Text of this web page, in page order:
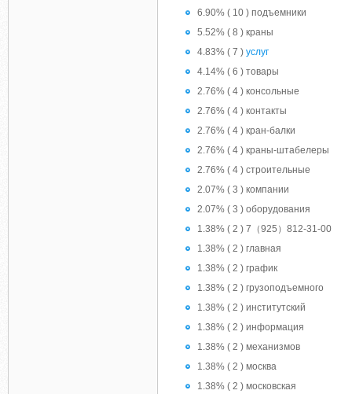
6.90% ( 10 ) подъемники
5.52% ( 8 ) краны
4.83% ( 7 ) услуг
4.14% ( 6 ) товары
2.76% ( 4 ) консольные
2.76% ( 4 ) контакты
2.76% ( 4 ) кран-балки
2.76% ( 4 ) краны-штабелеры
2.76% ( 4 ) строительные
2.07% ( 3 ) компании
2.07% ( 3 ) оборудования
1.38% ( 2 ) 7（925）812-31-00
1.38% ( 2 ) главная
1.38% ( 2 ) график
1.38% ( 2 ) грузоподъемного
1.38% ( 2 ) институтский
1.38% ( 2 ) информация
1.38% ( 2 ) механизмов
1.38% ( 2 ) москва
1.38% ( 2 ) московская